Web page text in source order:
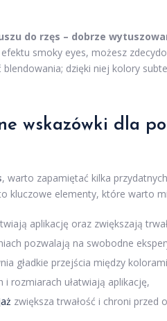
do rzęs – dobrze
smoky eyes, możesz
dzięki niej kolory
wskazówki dla
, warto zapamiętać kilka
kluczowe elementy, które warto
aplikację oraz zwiększają
pozwalają na swobodne
gładkie przejścia między
i rozmiarach ułatwiają aplikację,
zwiększa trwałość i chroni przed